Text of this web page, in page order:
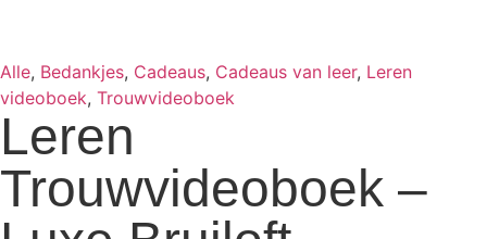
Alle, Bedankjes, Cadeaus, Cadeaus van leer, Leren
videoboek, Trouwvideoboek
Leren
Trouwvideoboek –